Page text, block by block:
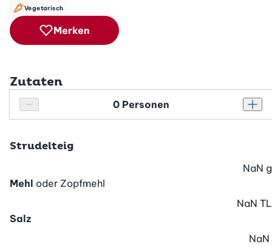
Vegetarisch
Merken
Zutaten
Personenanzahl verringern
Personenanzahl
Strudelteig
Mehl oder Zopfmehl
NaN g
Salz
NaN TL
NaN